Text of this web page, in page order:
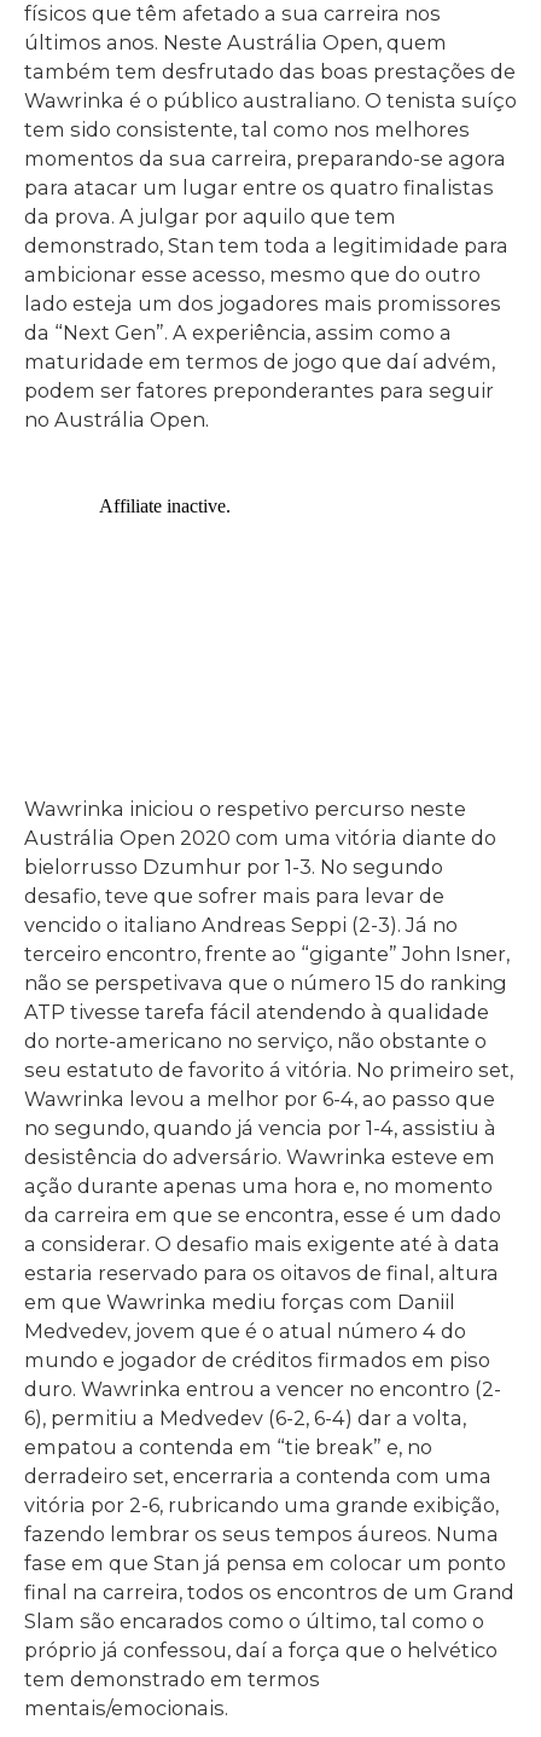
físicos que têm afetado a sua carreira nos
últimos anos. Neste Austrália Open, quem
também tem desfrutado das boas prestações de
Wawrinka é o público australiano. O tenista suíço
tem sido consistente, tal como nos melhores
momentos da sua carreira, preparando-se agora
para atacar um lugar entre os quatro finalistas
da prova. A julgar por aquilo que tem
demonstrado, Stan tem toda a legitimidade para
ambicionar esse acesso, mesmo que do outro
lado esteja um dos jogadores mais promissores
da “Next Gen”. A experiência, assim como a
maturidade em termos de jogo que daí advém,
podem ser fatores preponderantes para seguir
no Austrália Open.
Wawrinka iniciou o respetivo percurso neste
Austrália Open 2020 com uma vitória diante do
bielorrusso Dzumhur por 1-3. No segundo
desafio, teve que sofrer mais para levar de
vencido o italiano Andreas Seppi (2-3). Já no
terceiro encontro, frente ao “gigante” John Isner,
não se perspetivava que o número 15 do ranking
ATP tivesse tarefa fácil atendendo à qualidade
do norte-americano no serviço, não obstante o
seu estatuto de favorito á vitória. No primeiro set,
Wawrinka levou a melhor por 6-4, ao passo que
no segundo, quando já vencia por 1-4, assistiu à
desistência do adversário. Wawrinka esteve em
ação durante apenas uma hora e, no momento
da carreira em que se encontra, esse é um dado
a considerar. O desafio mais exigente até à data
estaria reservado para os oitavos de final, altura
em que Wawrinka mediu forças com Daniil
Medvedev, jovem que é o atual número 4 do
mundo e jogador de créditos firmados em piso
duro. Wawrinka entrou a vencer no encontro (2-
6), permitiu a Medvedev (6-2, 6-4) dar a volta,
empatou a contenda em “tie break” e, no
derradeiro set, encerraria a contenda com uma
vitória por 2-6, rubricando uma grande exibição,
fazendo lembrar os seus tempos áureos. Numa
fase em que Stan já pensa em colocar um ponto
final na carreira, todos os encontros de um Grand
Slam são encarados como o último, tal como o
próprio já confessou, daí a força que o helvético
tem demonstrado em termos
mentais/emocionais.